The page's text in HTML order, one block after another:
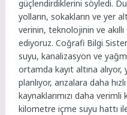
güçlendirdiklerini söyledi.
yolların, sokakların ve yer
verinin, teknolojinin ve
ediyoruz. Coğrafi Bilgi
suyu, kanalizasyon ve
ortamda kayıt altına alıyor,
planlıyor, arızalara daha
kaynaklarımızı daha
kilometre içme suyu hattı